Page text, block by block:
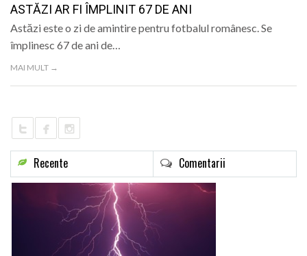
ASTĂZI AR FI ÎMPLINIT 67 DE ANI
Astăzi este o zi de amintire pentru fotbalul românesc. Se
împlinesc 67 de ani de…
MAI MULT →
Recente Comentarii